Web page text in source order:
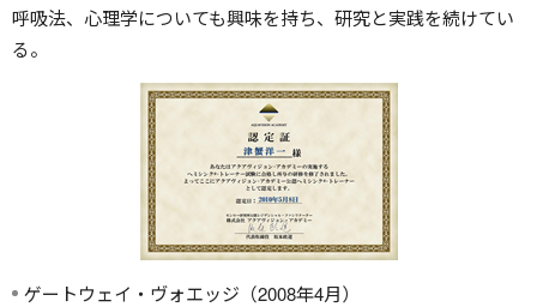
呼吸法、心理学についても興味を持ち、研究と実践を続けてい
る。
ゲートウェイ・ヴォエッジ（2008年4月）